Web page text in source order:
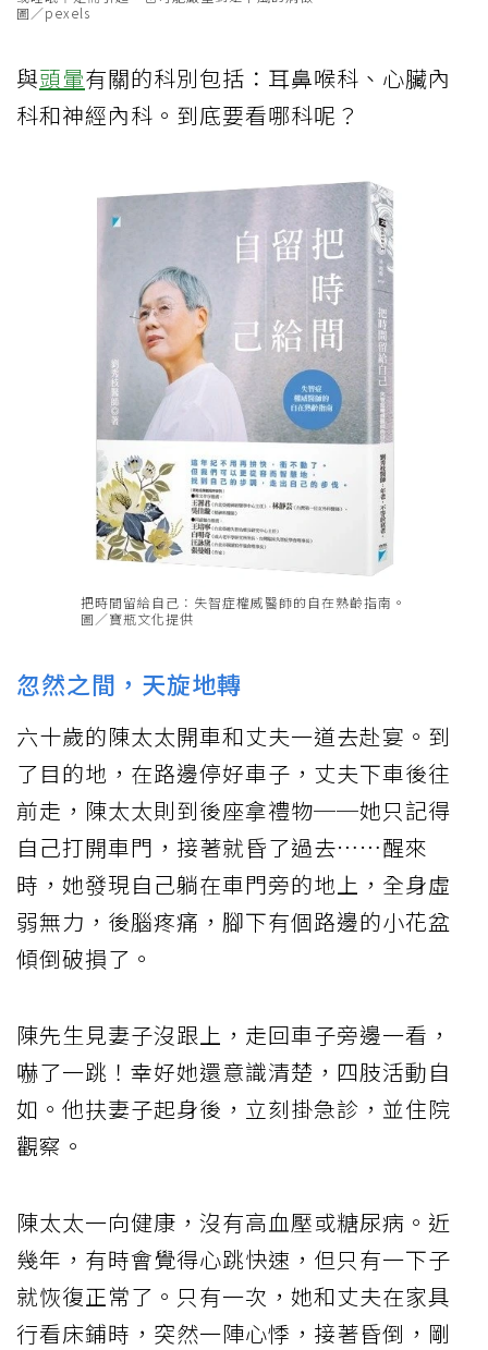
圖／pexels
與頭暈有關的科別包括：耳鼻喉科、心臟內
科和神經內科。到底要看哪科呢？
把時間留給自己：失智症權威醫師的自在熟齡指南。
圖／寶瓶文化提供
忽然之間，天旋地轉
六十歲的陳太太開車和丈夫一道去赴宴。到
了目的地，在路邊停好車子，丈夫下車後往
前走，陳太太則到後座拿禮物──她只記得
自己打開車門，接著就昏了過去……醒來
時，她發現自己躺在車門旁的地上，全身虛
弱無力，後腦疼痛，腳下有個路邊的小花盆
傾倒破損了。
陳先生見妻子沒跟上，走回車子旁邊一看，
嚇了一跳！幸好她還意識清楚，四肢活動自
如。他扶妻子起身後，立刻掛急診，並住院
觀察。
陳太太一向健康，沒有高血壓或糖尿病。近
幾年，有時會覺得心跳快速，但只有一下子
就恢復正常了。只有一次，她和丈夫在家具
行看床鋪時，突然一陣心悸，接著昏倒，剛